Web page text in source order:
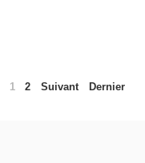
1 2 Suivant Dernier